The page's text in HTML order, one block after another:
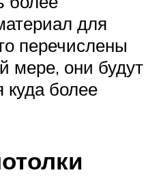
для
перечислены
мере, они будут
куда более